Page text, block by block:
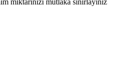
miktarınızı mutlaka sınırlayınız